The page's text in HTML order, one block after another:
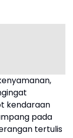
kendaraan
pada
tertulis